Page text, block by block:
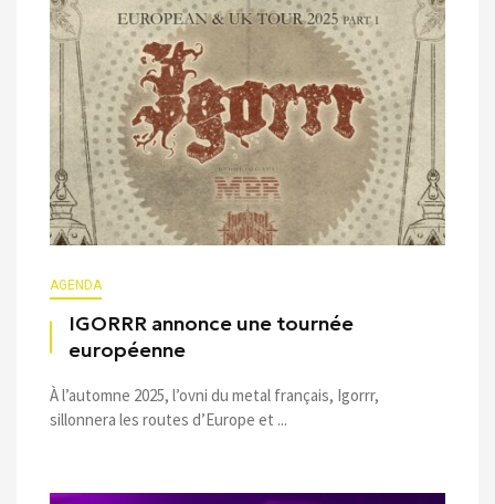
AGENDA
IGORRR annonce une tournée
européenne
À l’automne 2025, l’ovni du metal français, Igorrr,
sillonnera les routes d’Europe et ...